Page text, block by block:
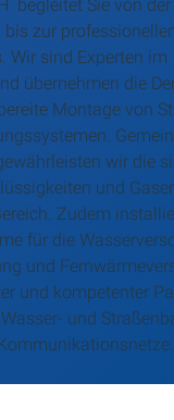
begleitet Sie von der
zur
Wir sind Experten im
übernehmen die
Montage von
wir die
und
Zudem
für die
und
und kompetenter
und